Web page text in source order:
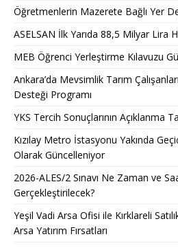
Öğretmenlerin Mazerete Bağlı Yer
ASELSAN İlk Yarıda 88,5 Milyar Lira
MEB Öğrenci Yerleştirme Kılavuzu
Ankara’da Mevsimlik Tarım
Desteği Programı
YKS Tercih Sonuçlarının Açıklanma
Kızılay Metro İstasyonu Yakında
Olarak Güncelleniyor
2026-ALES/2 Sınavı Ne Zaman ve
Gerçekleştirilecek?
Yeşil Vadi Arsa Ofisi ile Kırklareli
Arsa Yatırım Fırsatları